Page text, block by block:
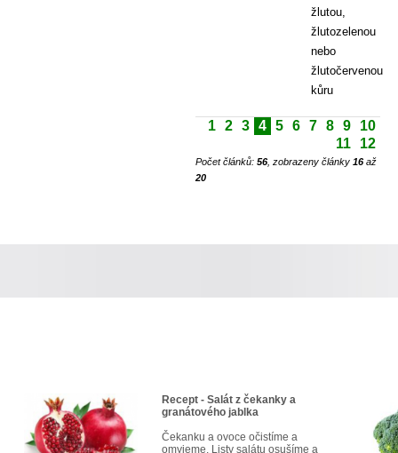
žlutou,
žlutozelenou
nebo
žlutočervenou
kůru
1 2 3 4 5 6 7 8 9
10
11
12
Počet článků: 56 , zobrazeny články 16 až
20
Recept - Salát z čekanky a
granátového jablka
Čekanku a ovoce očistíme a
omyjeme. Listy salátu osušíme a